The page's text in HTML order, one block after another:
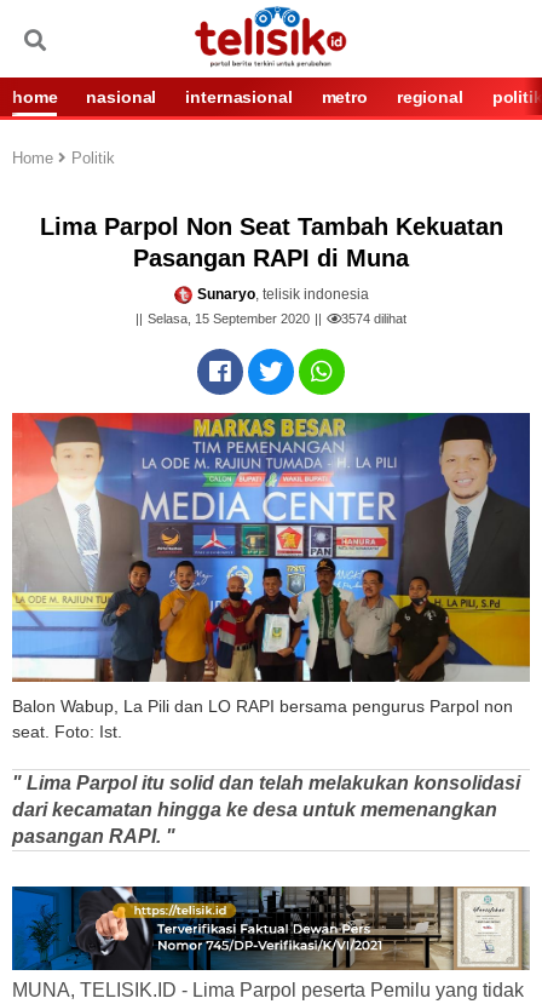
home nasional internasional metro regional politik
Home Politik
Lima Parpol Non Seat Tambah Kekuatan
Pasangan RAPI di Muna
Sunaryo, telisik indonesia
Selasa, 15 September 2020 3574 dilihat
Balon Wabup, La Pili dan LO RAPI bersama pengurus Parpol non
seat. Foto: Ist.
" Lima Parpol itu solid dan telah melakukan konsolidasi
dari kecamatan hingga ke desa untuk memenangkan
pasangan RAPI. "
MUNA, TELISIK.ID - Lima Parpol peserta Pemilu yang tidak